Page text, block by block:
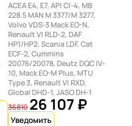
ACEA E4, E7, API CI-4, MB
228.5 MAN M 3377/M 3277,
Volvo VDS-3 Mack EO-N,
Renault VI RLD-2, DAF
HP1/HP2, Scania LDF, Cat
ECF-2, Cummins
20076/20078, Deutz DQC IV-
10, Mack EO-M Plus, MTU
Type 3, Renault VI RXD,
Global DHD-1, JASO DH-1
3681026 107 ₽